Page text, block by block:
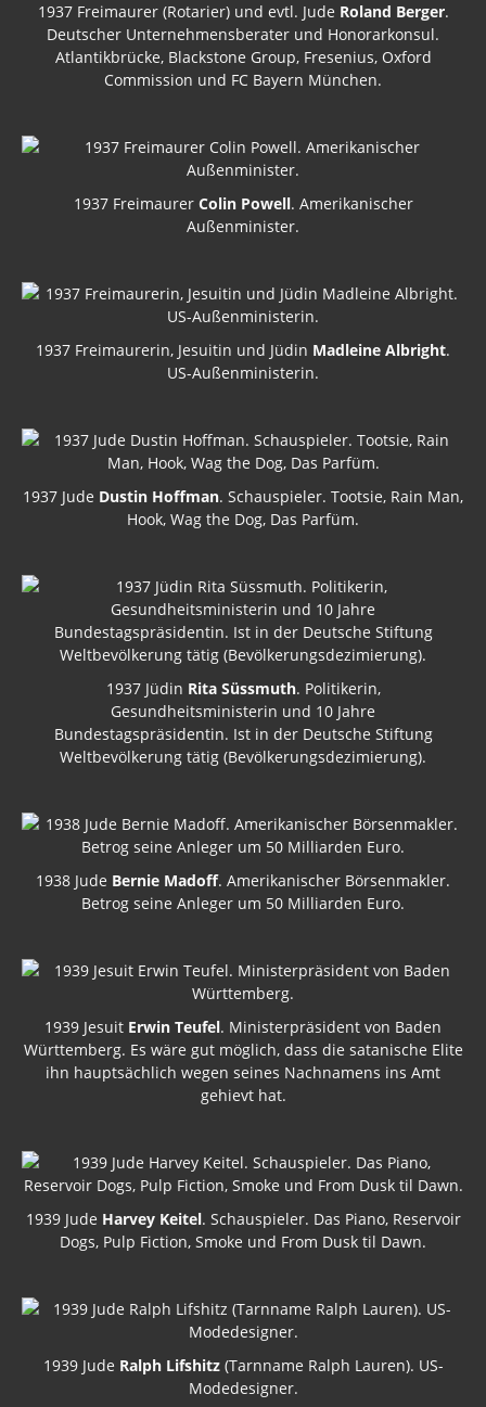
1937 Freimaurer (Rotarier) und evtl. Jude Roland Berger.
Deutscher Unternehmensberater und Honorarkonsul.
Atlantikbrücke, Blackstone Group, Fresenius, Oxford
Commission und FC Bayern München.
1937 Freimaurer Colin Powell. Amerikanischer
Außenminister.
1937 Freimaurerin, Jesuitin und Jüdin Madleine Albright.
US-Außenministerin.
1937 Jude Dustin Hoffman. Schauspieler. Tootsie, Rain Man,
Hook, Wag the Dog, Das Parfüm.
1937 Jüdin Rita Süssmuth. Politikerin,
Gesundheitsministerin und 10 Jahre
Bundestagspräsidentin. Ist in der Deutsche Stiftung
Weltbevölkerung tätig (Bevölkerungsdezimierung).
1938 Jude Bernie Madoff. Amerikanischer Börsenmakler.
Betrog seine Anleger um 50 Milliarden Euro.
1939 Jesuit Erwin Teufel. Ministerpräsident von Baden
Württemberg. Es wäre gut möglich, dass die satanische Elite
ihn hauptsächlich wegen seines Nachnamens ins Amt
gehievt hat.
1939 Jude Harvey Keitel. Schauspieler. Das Piano, Reservoir
Dogs, Pulp Fiction, Smoke und From Dusk til Dawn.
1939 Jude Ralph Lifshitz(Tarnname Ralph Lauren). US-
Modedesigner.